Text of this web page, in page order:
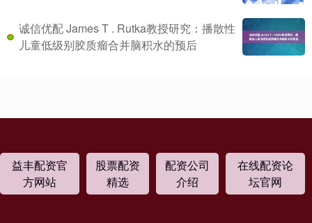
诚信优配 James T . Rutka教授研究：播散性
儿童低级别胶质瘤合并脑积水的预后
益丰配资官
方网站
股票配资
精选
配资公司
介绍
在线配资论
坛官网